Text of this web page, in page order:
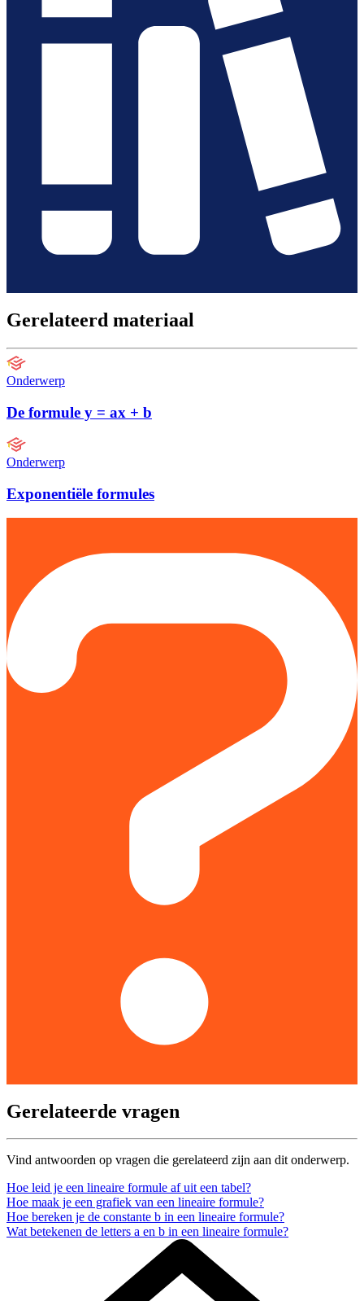
Gerelateerd materiaal
Onderwerp
De formule y = ax + b
Onderwerp
Exponentiële formules
Gerelateerde vragen
Vind antwoorden op vragen die gerelateerd zijn aan dit onderwerp.
Hoe leid je een lineaire formule af uit een tabel?
Hoe maak je een grafiek van een lineaire formule?
Hoe bereken je de constante b in een lineaire formule?
Wat betekenen de letters a en b in een lineaire formule?